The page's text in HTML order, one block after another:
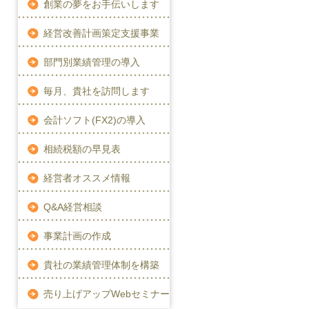
創業の夢をお手伝いします
経営改善計画策定支援事業
部門別業績管理の導入
毎月、貴社を訪問します
会計ソフト(FX2)の導入
相続税額の早見表
経営者オススメ情報
Q&A経営相談
事業計画の作成
貴社の業績管理体制を構築
売り上げアップWebセミナー